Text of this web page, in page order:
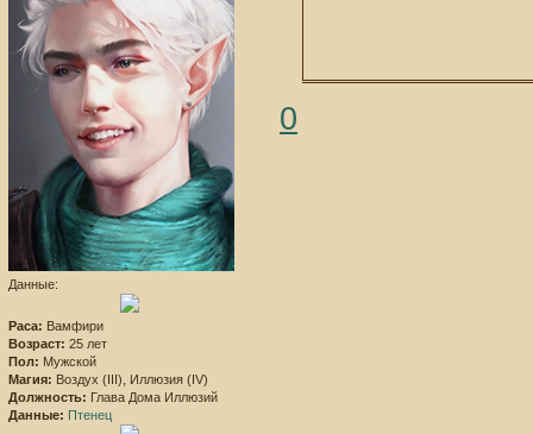
Данные:
Раса: Вамфири
Возраст: 25 лет
Пол: Мужской
Магия: Воздух (III), Иллюзия (IV)
Должность: Глава Дома Иллюзий
Данные: Птенец
0